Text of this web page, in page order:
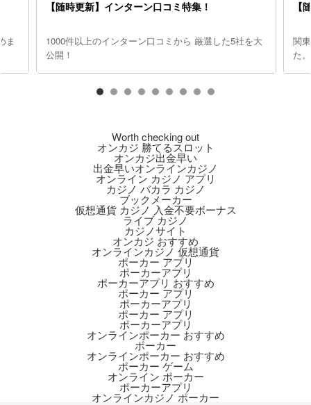
ま
【随時更新】インターン口コミ特集！
1000件以上のインターン口コミから 厳選した5社を大
公開！
【
関
た。
Worth checking out
オンカジ 勝てるスロット
オンカジ出金早い
出金早いオンラインカジノ
オンライン カジノ アプリ
カジノ バカラ カジノ
ブックメーカー
仮想通貨 カジノ 入金不要ボーナス
ライブ カジノ
カジノサイト
オンカジ おすすめ
オンラインカジノ 仮想通貨
ポーカー アプリ
ポーカーアプリ
ポーカーアプリ おすすめ
ポーカー アプリ
ポーカーアプリ
ポーカー アプリ
ポーカーアプリ
オンラインポーカー おすすめ
ポーカー
オンラインポーカー おすすめ
ポーカー ゲーム
オンライン ポーカー
ポーカーアプリ
オンラインカジノ ポーカー